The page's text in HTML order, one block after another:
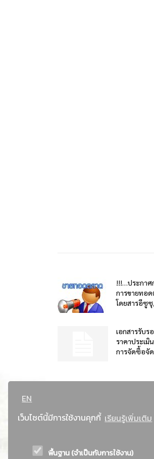
EN
เว็บไซต์นี้มีการใช้งานคุกกี้ เรียนรู้เพิ่มเติม
พื้นฐาน (จำเป็นกับการใช้งาน)
!!!…ประกาศ
การขายทอด
โดยสารอีซูซุ
เอกสารรับร
ราคาประเมิ
การจัดซื้อจัด
ที่อยู่ : 184 ถนนพระรามที่ 4